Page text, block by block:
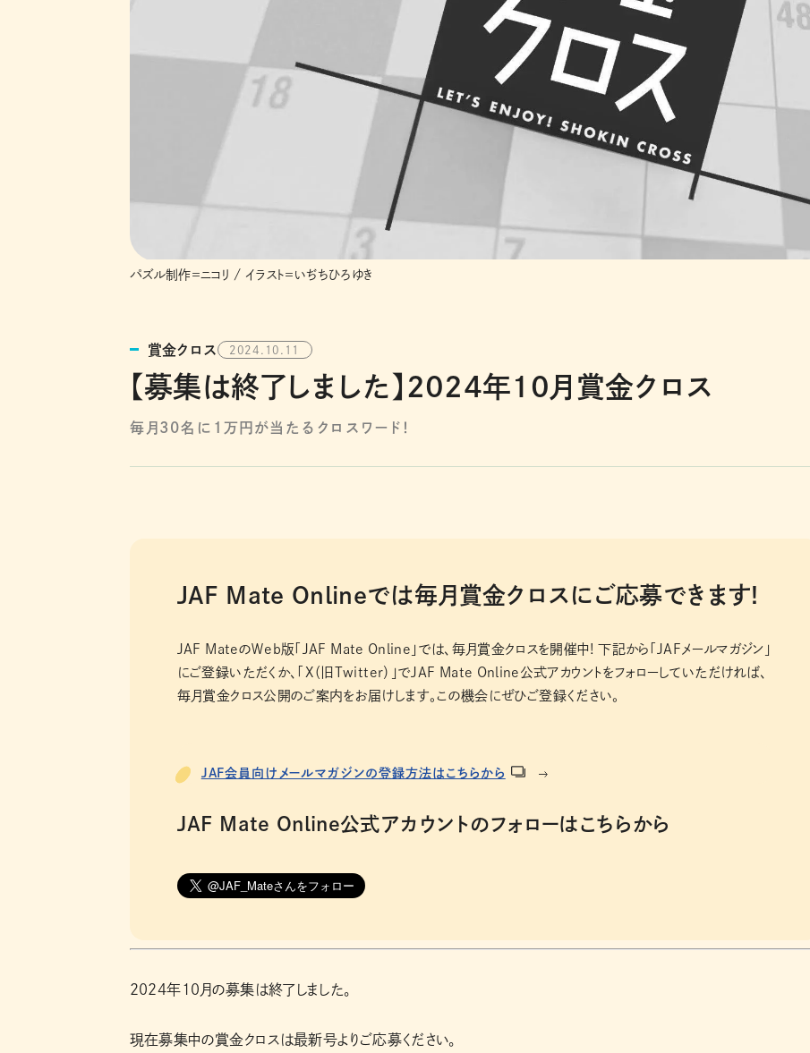
パズル制作＝ニコリ / イラスト＝いぢちひろゆき
賞金クロス 2024.10.11
【募集は終了しました】2024年10月賞金クロス
毎月30名に1万円が当たるクロスワード！
JAF Mate Onlineでは毎月賞金クロスにご応募できます!
JAF MateのＷeb版「JAF Mate Online」では、毎月賞金クロスを開催中! 下記から「JAFメールマガジン」
にご登録いただくか、「X（旧Twitter）」でJAF Mate Online公式アカウントをフォローしていただければ、
毎月賞金クロス公開のご案内をお届けします。この機会にぜひご登録ください。
JAF会員向けメールマガジンの登録方法はこちらから
JAF Mate Online公式アカウントのフォローはこちらから
2024年10月の募集は終了しました。
現在募集中の賞金クロスは最新号よりご応募ください。